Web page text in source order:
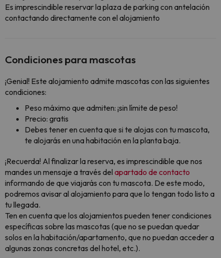
Es imprescindible reservar la plaza de parking con antelación
contactando directamente con el alojamiento
Condiciones para mascotas
¡Genial! Este alojamiento admite mascotas con las siguientes
condiciones:
Peso máximo que admiten: ¡sin límite de peso!
Precio: gratis
Debes tener en cuenta que si te alojas con tu mascota,
te alojarás en una habitación en la planta baja.
¡Recuerda! Al finalizar la reserva, es imprescindible que nos
mandes un mensaje a través del apartado de contacto
informando de que viajarás con tu mascota. De este modo,
podremos avisar al alojamiento para que lo tengan todo listo a
tu llegada.
Ten en cuenta que los alojamientos pueden tener condiciones
específicas sobre las mascotas (que no se puedan quedar
solos en la habitación/apartamento, que no puedan acceder a
algunas zonas concretas del hotel, etc.).